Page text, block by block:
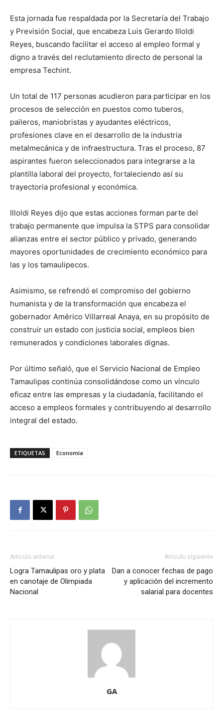
Esta jornada fue respaldada por la Secretaría del Trabajo
y Previsión Social, que encabeza Luis Gerardo Illoldi
Reyes, buscando facilitar el acceso al empleo formal y
digno a través del reclutamiento directo de personal la
empresa Techint.
Un total de 117 personas acudieron para participar en los
procesos de selección en puestos como tuberos,
paileros, maniobristas y ayudantes eléctricos,
profesiones clave en el desarrollo de la industria
metalmecánica y de infraestructura. Tras el proceso, 87
aspirantes fueron seleccionados para integrarse a la
plantilla laboral del proyecto, fortaleciendo así su
trayectoria profesional y económica.
Illoldi Reyes dijo que estas acciones forman parte del
trabajo permanente que impulsa la STPS para consolidar
alianzas entre el sector público y privado, generando
mayores oportunidades de crecimiento económico para
las y los tamaulipecos.
Asimismo, se refrendó el compromiso del gobierno
humanista y de la transformación que encabeza el
gobernador Américo Villarreal Anaya, en su propósito de
construir un estado con justicia social, empleos bien
remunerados y condiciones laborales dignas.
Por último señaló, que el Servicio Nacional de Empleo
Tamaulipas continúa consolidándose como un vínculo
eficaz entre las empresas y la ciudadanía, facilitando el
acceso a empleos formales y contribuyendo al desarrollo
integral del estado.
ETIQUETAS Economía
Artículo anterior
Logra Tamaulipas oro y plata
en canotaje de Olimpiada
Nacional
Artículo siguiente
Dan a conocer fechas de pago
y aplicación del incremento
salarial para docentes
GA